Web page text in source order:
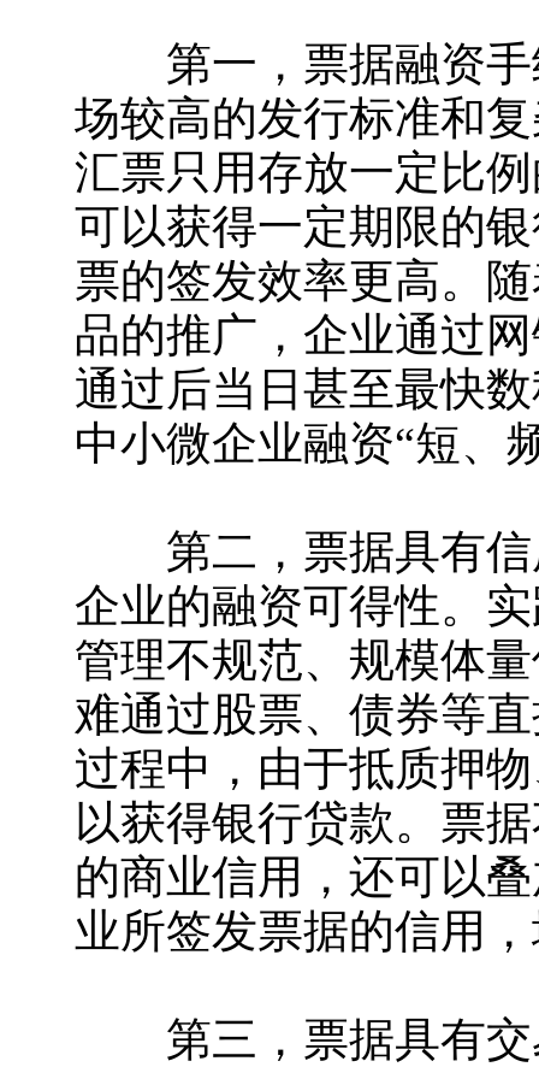
第一，票据融资手
场较高的发行标准和
汇票只用存放一定比
可以获得一定期限的
票的签发效率更高。
品的推广，企业通过
通过后当日甚至最快
中小微企业融资“短、
第二，票据具有信
企业的融资可得性。
管理不规范、规模体
难通过股票、债券等
过程中，由于抵质押
以获得银行贷款。票
的商业信用，还可以
业所签发票据的信用
第三，票据具有交